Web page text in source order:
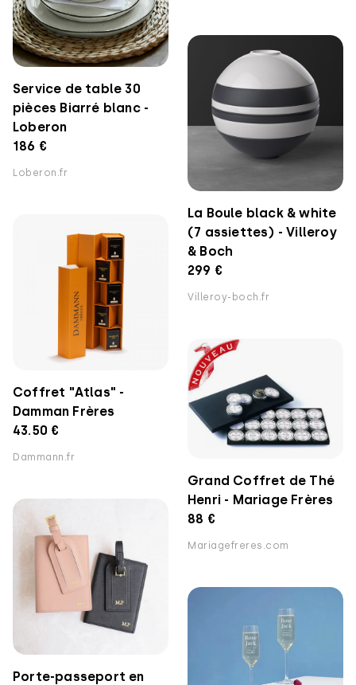
Service de table 30
pièces Biarré blanc -
Loberon
186 €
Loberon.fr
La Boule black & white
(7 assiettes) - Villeroy
& Boch
299 €
Villeroy-boch.fr
Coffret "Atlas" -
Damman Frères
43.50 €
Dammann.fr
Grand Coffret de Thé
Henri - Mariage Frères
88 €
Mariagefreres.com
Porte-passeport en